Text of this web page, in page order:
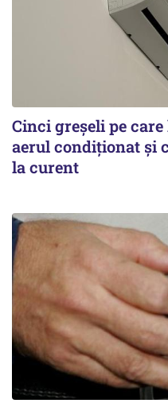
Cinci greșeli pe
aerul condiționat și
la curent